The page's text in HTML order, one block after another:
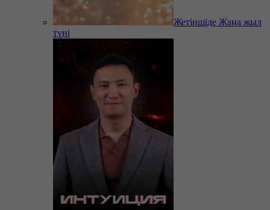
Жетіншіде Жаңа жыл
түні